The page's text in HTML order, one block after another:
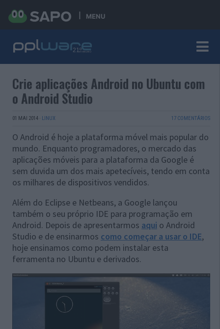
MENU
Crie aplicações Android no Ubuntu com
o Android Studio
01 MAI 2014 · LINUX 17 COMENTÁRIOS
O Android é hoje a plataforma móvel mais popular do
mundo. Enquanto programadores, o mercado das
aplicações móveis para a plataforma da Google é
sem duvida um dos mais apetecíveis, tendo em conta
os milhares de dispositivos vendidos.
Além do Eclipse e Netbeans, a Google lançou
também o seu próprio IDE para programação em
Android. Depois de apresentarmos aqui o Android
Studio e de ensinarmos como começar a usar o IDE,
hoje ensinamos como podem instalar esta
ferramenta no Ubuntu e derivados.